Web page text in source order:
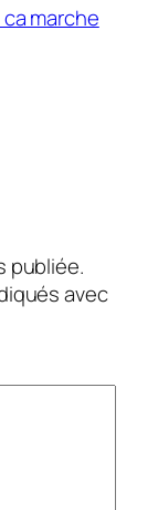
marche
publiée.
avec